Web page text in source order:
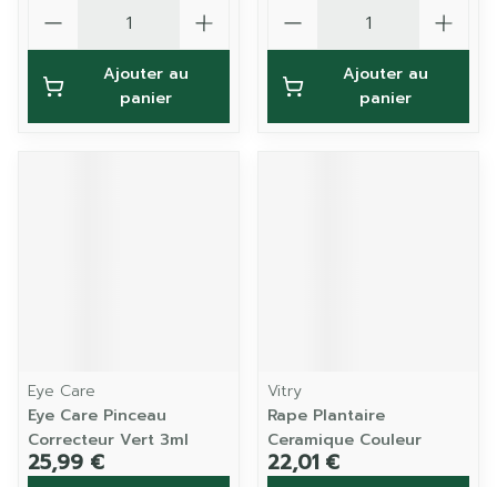
Ajouter au
panier
Ajouter au
panier
Eye Care
Eye Care Pinceau
Correcteur Vert 3ml
25,99 €
Vitry
Rape Plantaire
Ceramique Couleur
22,01 €